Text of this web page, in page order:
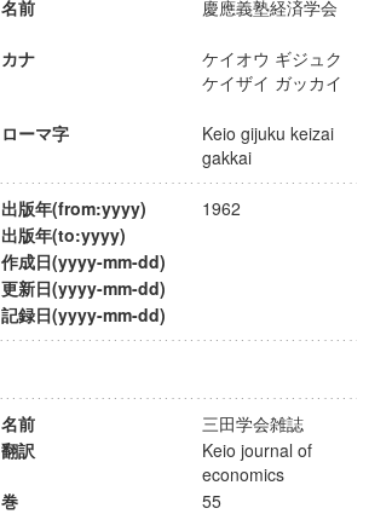
名前 慶應義塾経済学会
カナ
ケイオウ ギジュク
ケイザイ ガッカイ
ローマ字
Keio gijuku keizai
gakkai
出版年(from:yyyy)
1962
出版年(to:yyyy)
作成日(yyyy-mm-dd)
更新日(yyyy-mm-dd)
記録日(yyyy-mm-dd)
名前
三田学会雑誌
翻訳
Keio journal of
economics
巻
55